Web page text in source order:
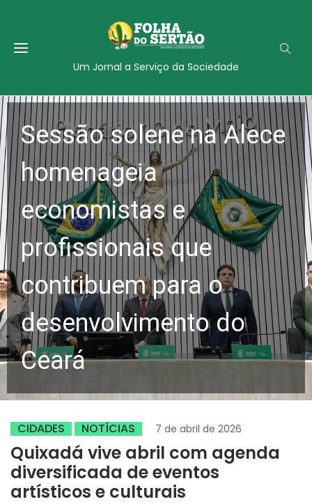
Um Jornal a Serviço da Sociedade
Sessão solene na Alece
homenageia
economistas e
profissionais que
contribuem para o
desenvolvimento do
Ceará
CIDADES NOTÍCIAS 7 de abril de 2026
Quixadá vive abril com agenda
diversificada de eventos
artísticos e culturais